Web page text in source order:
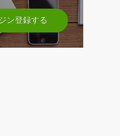
ン登録する